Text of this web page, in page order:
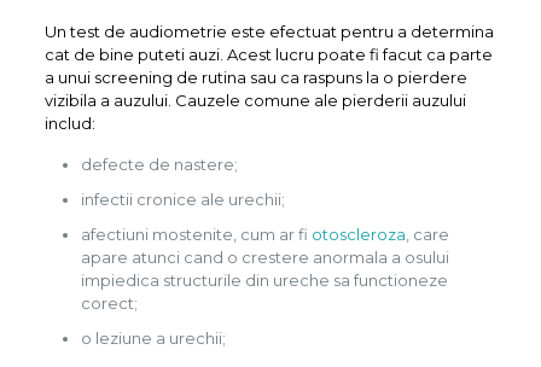
Un test de audiometrie este efectuat pentru a determina
cat de bine puteti auzi. Acest lucru poate fi facut ca parte
a unui screening de rutina sau ca raspuns la o pierdere
vizibila a auzului. Cauzele comune ale pierderii auzului
includ:
defecte de nastere;
infectii cronice ale urechii;
afectiuni mostenite, cum ar fi otoscleroza , care
apare atunci cand o crestere anormala a osului
impiedica structurile din ureche sa functioneze
corect;
o leziune a urechii;